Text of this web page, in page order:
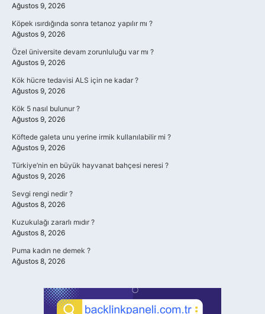
Ağustos 9, 2026
Köpek ısırdığında sonra tetanoz yapılır mı ?
Ağustos 9, 2026
Özel üniversite devam zorunluluğu var mı ?
Ağustos 9, 2026
Kök hücre tedavisi ALS için ne kadar ?
Ağustos 9, 2026
Kök 5 nasıl bulunur ?
Ağustos 9, 2026
Köftede galeta unu yerine irmik kullanılabilir mi ?
Ağustos 9, 2026
Türkiye’nin en büyük hayvanat bahçesi neresi ?
Ağustos 9, 2026
Sevgi rengi nedir ?
Ağustos 8, 2026
Kuzukulağı zararlı mıdır ?
Ağustos 8, 2026
Puma kadın ne demek ?
Ağustos 8, 2026